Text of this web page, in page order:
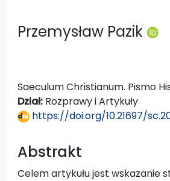
Przemysław Pazik
Saeculum Christianum. Pismo
Dział: Rozprawy i Artykuły
https://doi.org/10.21697/
Abstrakt
Celem artykułu jest